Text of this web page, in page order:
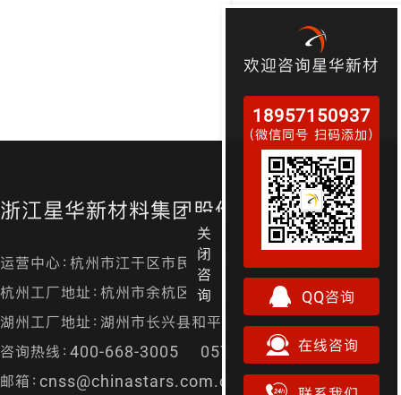
浙江星华新材料集团股份有限公司
运营中心：杭州市江干区市民街98号尊宝大厦金尊24层
杭州工厂地址：杭州市余杭区径山镇漕桥村凤凰山
湖州工厂地址：湖州市长兴县和平镇城南开发区
咨询热线：400-668-3005 0571-87157829
邮箱：cnss@chinastars.com.cn
关
闭
咨
询
欢迎咨询星华新材
18957150937
（微信同号 扫码添加）
QQ咨询
在线咨询